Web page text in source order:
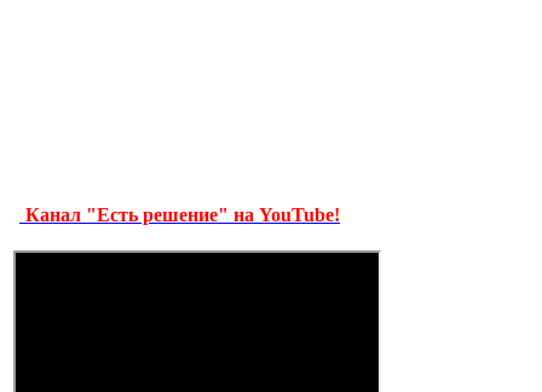
Канал "Есть решение" на YouTube!